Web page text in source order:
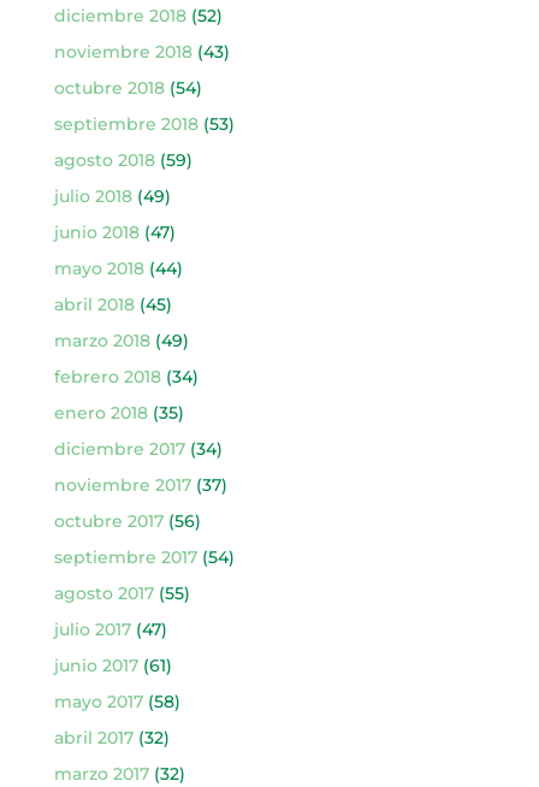
diciembre 2018(52)
noviembre 2018(43)
octubre 2018(54)
septiembre 2018(53)
agosto 2018(59)
julio 2018(49)
junio 2018(47)
mayo 2018(44)
abril 2018(45)
marzo 2018(49)
febrero 2018(34)
enero 2018(35)
diciembre 2017(34)
noviembre 2017(37)
octubre 2017(56)
septiembre 2017(54)
agosto 2017(55)
julio 2017(47)
junio 2017(61)
mayo 2017(58)
abril 2017(32)
marzo 2017(32)